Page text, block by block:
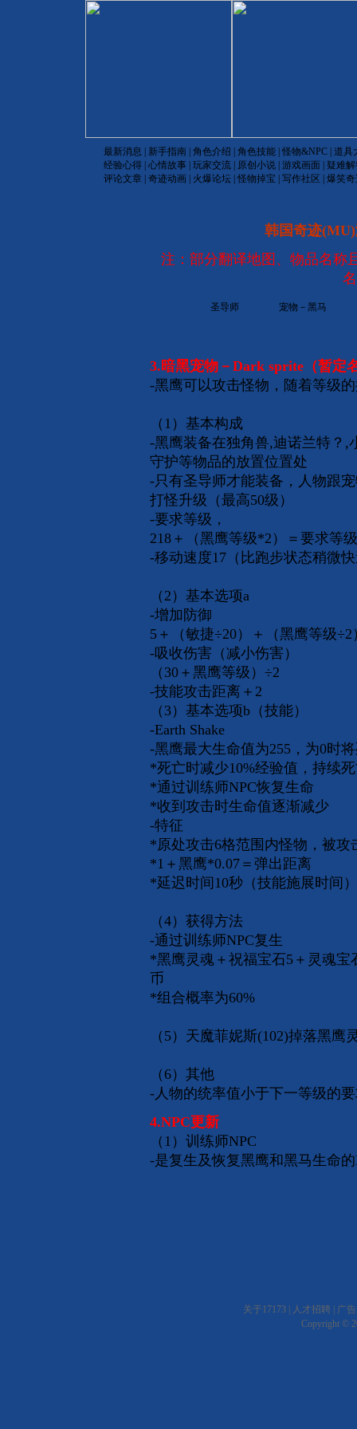
最新消息 新手指南 |角色介绍 |角色技能 |怪物&NPC |道具
经验心得 |心情故事 |玩家交流 原创小说 |游戏画面
疑难
评论文章 |奇迹动画 火爆论坛 |怪物掉宝 |写作社区 |爆笑
韩国奇迹(MU)
注：部分翻译地图、物品名称
圣导师 宠物－黑马
3.暗黑宠物－Dark sprite（暂定
-黑鹰可以攻击怪物，随着等级
（1）基本构成
-黑鹰装备在独角兽,迪诺兰特？,
守护等物品的放置位置处
-只有圣导师才能装备，人物跟
打怪升级（最高50级）
-要求等级，
218＋（黑鹰等级*2）＝要求等
-移动速度17（比跑步状态稍微
（2）基本选项a
-增加防御
5＋（敏捷÷20）＋（黑鹰等级÷2
-吸收伤害（减小伤害）
（30＋黑鹰等级）÷2
-技能攻击距离＋2
（3）基本选项b（技能）
-Earth Shake
-黑鹰最大生命值为255，为0时
*死亡时减少10%经验值，持续
*通过训练师NPC恢复生命
*收到攻击时生命值逐渐减少
-特征
*原处攻击6格范围内怪物，被
*1＋黑鹰*0.07＝弹出距离
*延迟时间10秒（技能施展时间
（4）获得方法
-通过训练师NPC复生
*黑鹰灵魂＋祝福宝石5＋灵魂宝
币
*组合概率为60%
（5）天魔菲妮斯(102)掉落黑鹰
（6）其他
-人物的统率值小于下一等级的
4.NPC更新
（1）训练师NPC
-是复生及恢复黑鹰和黑马生命
关于17173 人才招聘
广
Copyright ©